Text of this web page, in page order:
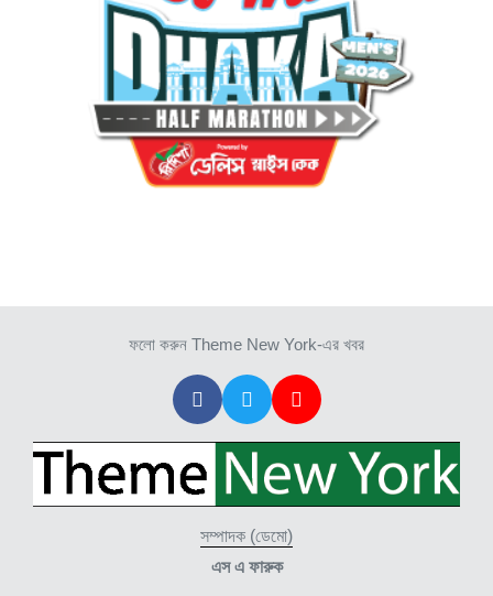
ফলো করুন Theme New York-এর খবর
সম্পাদক (ডেমো)
এস এ ফারুক